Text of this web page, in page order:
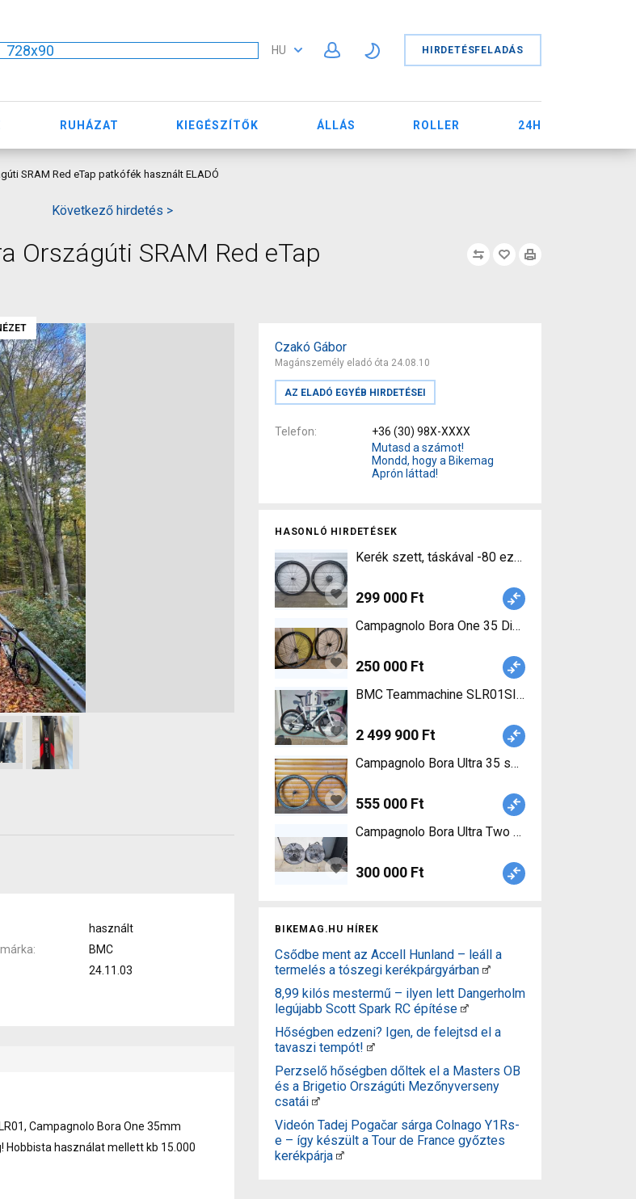
728x90 HU HIRDETÉSFELADÁS
RUHÁZAT KIEGÉSZÍTŐK ÁLLÁS ROLLER 24H
SRAM Red eTap patkófék használt ELADÓ
Következő hirdetés >
Országúti SRAM Red eTap
Czakó Gábor
Magánszemély eladó óta 24.08.10
AZ ELADÓ EGYÉB HIRDETÉSEI
Telefon
+36 (30) 98X-XXXX
Mutasd a számot!
Mondd, hogy a Bikemag
Aprón láttad!
HASONLÓ HIRDETÉSEK
299 000 Ft
250 000 Ft
BMC Teammachine SLR01SIX Ultegra
2 499 900 Ft
555 000 Ft
300 000 Ft
BIKEMAG.HU HÍREK
Csődbe ment az Accell Hunland – leáll a
termelés a tószegi kerékpárgyárban
8,99 kilós mestermű – ilyen lett Dangerholm
legújabb Scott Spark RC építése
Hőségben edzeni? Igen, de felejtsd el a
tavaszi tempót!
Perzselő hőségben dőltek el a Masters OB
és a Brigetio Országúti Mezőnyverseny
csatái
Videón Tadej Pogačar sárga Colnago Y1Rs-
e – így készült a Tour de France győztes
kerékpárja
használt
BMC
24.11.03
Campagnolo Bora One 35mm
Hobbista használat mellett kb 15.000